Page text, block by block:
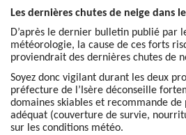
Les dernières chutes de neige dans
D’après le dernier bulletin publié par
météorologie, la cause de ces forts
proviendrait des dernières chutes de
Soyez donc vigilant durant les deux
préfecture de l’Isère déconseille
domaines skiables et recommande
adéquat (couverture de survie,
sur les conditions météo.